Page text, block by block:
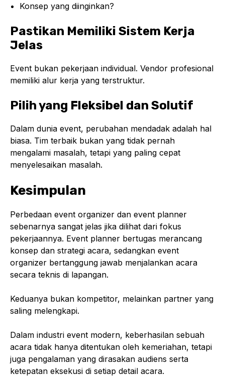
Konsep yang diinginkan?
Pastikan Memiliki Sistem Kerja
Jelas
Event bukan pekerjaan individual. Vendor profesional
memiliki alur kerja yang terstruktur.
Pilih yang Fleksibel dan Solutif
Dalam dunia event, perubahan mendadak adalah hal
biasa. Tim terbaik bukan yang tidak pernah
mengalami masalah, tetapi yang paling cepat
menyelesaikan masalah.
Kesimpulan
Perbedaan event organizer dan event planner
sebenarnya sangat jelas jika dilihat dari fokus
pekerjaannya. Event planner bertugas merancang
konsep dan strategi acara, sedangkan event
organizer bertanggung jawab menjalankan acara
secara teknis di lapangan.
Keduanya bukan kompetitor, melainkan partner yang
saling melengkapi.
Dalam industri event modern, keberhasilan sebuah
acara tidak hanya ditentukan oleh kemeriahan, tetapi
juga pengalaman yang dirasakan audiens serta
ketepatan eksekusi di setiap detail acara.